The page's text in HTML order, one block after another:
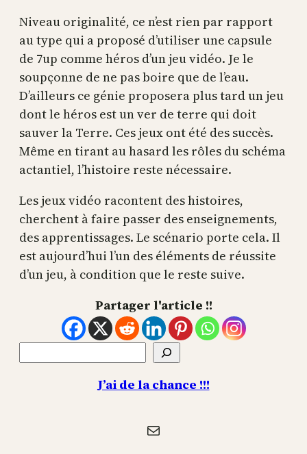
Niveau originalité, ce n’est rien par rapport
au type qui a proposé d’utiliser une capsule
de 7up comme héros d’un jeu vidéo. Je le
soupçonne de ne pas boire que de l’eau.
D’ailleurs ce génie proposera plus tard un jeu
dont le héros est un ver de terre qui doit
sauver la Terre. Ces jeux ont été des succès.
Même en tirant au hasard les rôles du schéma
actantiel, l’histoire reste nécessaire.
Les jeux vidéo racontent des histoires,
cherchent à faire passer des enseignements,
des apprentissages. Le scénario porte cela. Il
est aujourd’hui l’un des éléments de réussite
d’un jeu, à condition que le reste suive.
Partager l'article !!
J’ai de la chance !!!
E-mail